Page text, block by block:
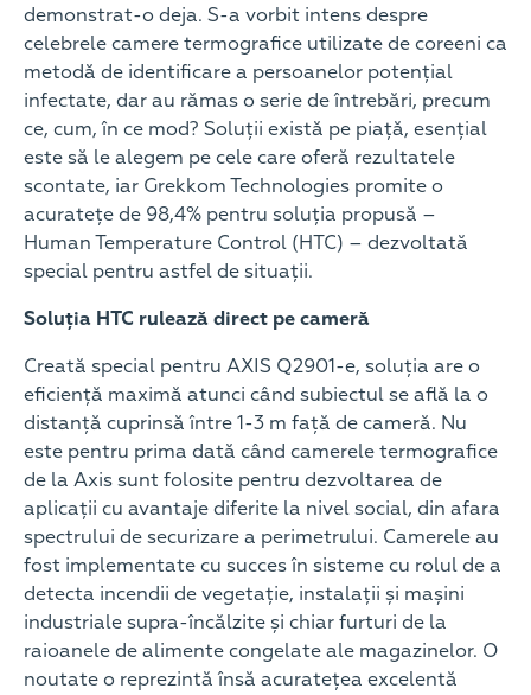
demonstrat-o deja. S-a vorbit intens despre
celebrele camere termografice utilizate de coreeni ca
metodă de identificare a persoanelor potențial
infectate, dar au rămas o serie de întrebări, precum
ce, cum, în ce mod? Soluții există pe piață, esențial
este să le alegem pe cele care oferă rezultatele
scontate, iar Grekkom Technologies promite o
acuratețe de 98,4% pentru soluția propusă –
Human Temperature Control (HTC) – dezvoltată
special pentru astfel de situații.
Soluția HTC rulează direct pe cameră
Creată special pentru AXIS Q2901-e, soluția are o
eficiență maximă atunci când subiectul se află la o
distanță cuprinsă între 1-3 m față de cameră. Nu
este pentru prima dată când camerele termografice
de la Axis sunt folosite pentru dezvoltarea de
aplicații cu avantaje diferite la nivel social, din afara
spectrului de securizare a perimetrului. Camerele au
fost implementate cu succes în sisteme cu rolul de a
detecta incendii de vegetație, instalații și mașini
industriale supra-încălzite și chiar furturi de la
raioanele de alimente congelate ale magazinelor. O
noutate o reprezintă însă acuratețea excelentă